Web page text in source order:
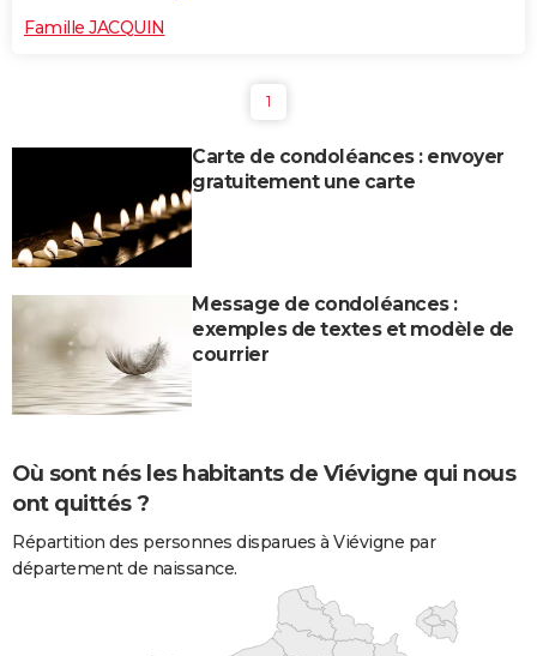
Famille JACQUIN
1
Carte de condoléances : envoyer
gratuitement une carte
Message de condoléances :
exemples de textes et modèle de
courrier
Où sont nés les habitants de Viévigne qui nous
ont quittés ?
Répartition des personnes disparues à Viévigne par
département de naissance.